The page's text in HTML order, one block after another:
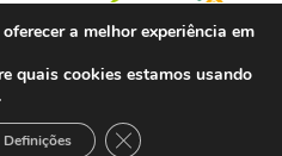
a melhor experiência em
quais cookies estamos usando
Definições Close GDPR Cookie